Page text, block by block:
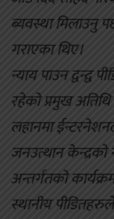
ब्यवस्था मिलाउनु
गराएका थिए।
न्याय पाउन
रहेको प्रमुख
लहानमा
जनउत्थान
अन्तर्गतको
स्थानीय